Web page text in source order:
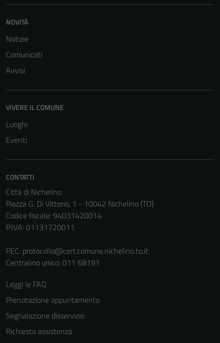
NOVITÀ
Notizie
Comunicati
Avvisi
VIVERE IL COMUNE
Luoghi
Eventi
CONTATTI
Città di Nichelino
Piazza G. Di Vittorio, 1 - 10042 Nichelino (TO)
Codice fiscale: 94031420014
P.IVA: 01131720011
PEC: protocollo@cert.comune.nichelino.to.it
Centralino unico: 011 68191
Leggi le FAQ
Prenotazione appuntamento
Segnalazione disservizio
Richiesta assistenza
per il
essere
informazioni